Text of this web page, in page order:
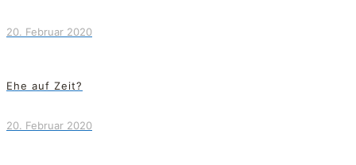
20. Februar 2020
Ehe auf Zeit?
20. Februar 2020